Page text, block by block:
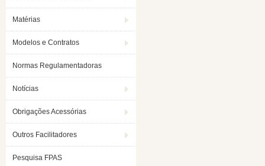
Matérias
Modelos e Contratos
Normas Regulamentadoras
Notícias
Obrigações Acessórias
Outros Facilitadores
Pesquisa FPAS